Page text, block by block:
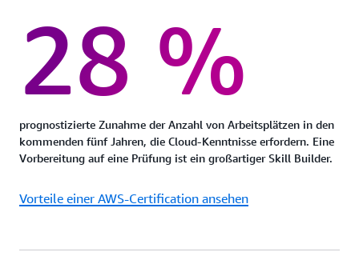
28 %
prognostizierte Zunahme der Anzahl von Arbeitsplätzen in den
kommenden fünf Jahren, die Cloud-Kenntnisse erfordern. Eine
Vorbereitung auf eine Prüfung ist ein großartiger Skill Builder.
Vorteile einer AWS-Certification ansehen